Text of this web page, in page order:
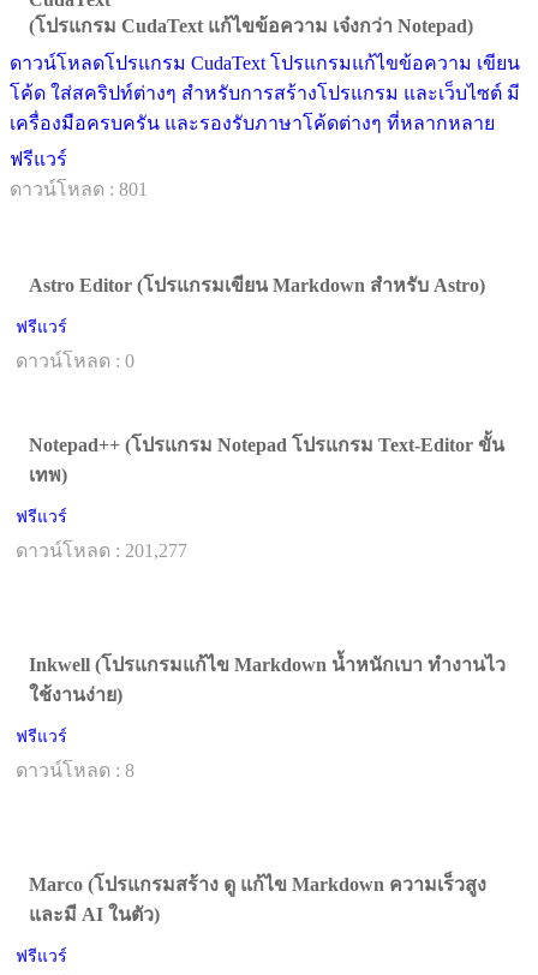
(โปรแกรม CudaText แก้ไขข้อความ เจ๋งกว่า Notepad)
ดาวน์โหลดโปรแกรม CudaText โปรแกรมแก้ไขข้อความ เขียน
โค้ด ใส่สคริปท์ต่างๆ สำหรับการสร้างโปรแกรม และเว็บไซต์ มี
เครื่องมือครบครัน และรองรับภาษาโค้ดต่างๆ ที่หลากหลาย
ฟรีแวร์
ดาวน์โหลด : 801
Astro Editor (โปรแกรมเขียน Markdown สำหรับ Astro)
ฟรีแวร์
ดาวน์โหลด : 0
Notepad++ (โปรแกรม Notepad โปรแกรม Text-Editor ขั้น
เทพ)
ฟรีแวร์
ดาวน์โหลด : 201,277
Inkwell (โปรแกรมแก้ไข Markdown น้ำหนักเบา ทำงานไว
ใช้งานง่าย)
ฟรีแวร์
ดาวน์โหลด : 8
Marco (โปรแกรมสร้าง ดู แก้ไข Markdown ความเร็วสูง
และมี AI ในตัว)
ฟรีแวร์